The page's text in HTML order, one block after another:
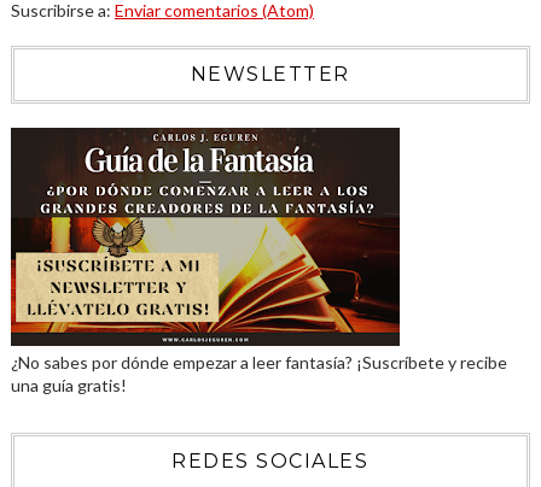
Suscribirse a: Enviar comentarios (Atom)
NEWSLETTER
¿No sabes por dónde empezar a leer fantasía? ¡Suscríbete y recibe
una guía gratis!
REDES SOCIALES